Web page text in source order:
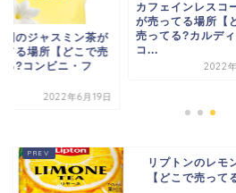
園のジャスミン茶が
てる場所【どこで売
る?コンビニ・フ
2022年6月19日
カフェインレスコ
が売ってる場所【
売ってる?カルディ
コ...
2022
リプトンのレモ
【どこで売っ